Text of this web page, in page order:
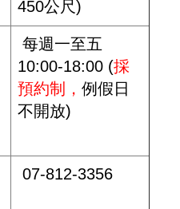
450公尺)
每週一至五
10:00-18:00 (採
預約制，例假日
不開放)
07-812-3356